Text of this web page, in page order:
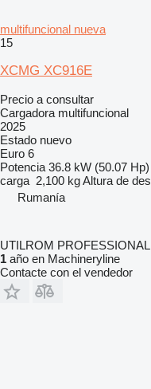
multifuncional nueva
15
XCMG XC916E
Precio a consultar
Cargadora multifuncional
2025
Estado nuevo
Euro 6
Potencia 36.8 kW (50.07 Hp)
carga 2,100 kgAltura de
Rumanía
UTILROM
1 año en Machineryline
Contacte con el vendedor